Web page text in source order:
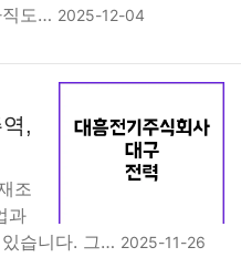
직도… 2025-12-04
,
조
과
습니다. 그… 2025-11-26